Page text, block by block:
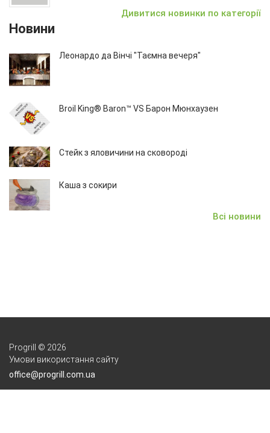
Дивитися новинки по категорії
Новини
Леонардо да Вінчі "Таємна вечеря"
Broil King® Baron™ VS Барон Мюнхаузен
Стейк з яловичини на сковороді
Каша з сокири
Всі новини
Progrill © 2026
Умови використання сайту
office@progrill.com.ua